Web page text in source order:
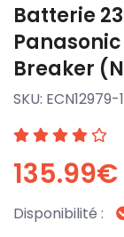
Batterie
Panasonic
Breaker
SKU:
135.99€
Disponibilité :